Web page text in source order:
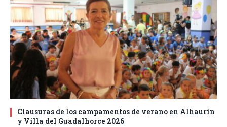
Clausuras de los campamentos de verano en Alhaurín
y Villa del Guadalhorce 2026